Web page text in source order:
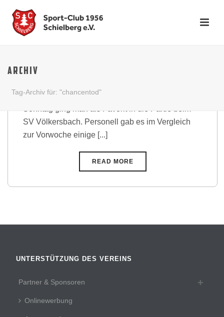
ARCHIV
Tag-Archiv für: "chancentod"
Spitzenreiter aus Spessart am vergangenen
SV Völkersbach. Personell gab es im Vergleich
zur Vorwoche einige [...]
READ MORE
UNTERSTÜTZUNG DES VEREINS
Partner & Sponsoren
Onlinewerbung